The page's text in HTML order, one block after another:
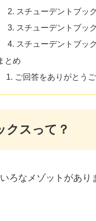
スチューデントブック
スチューデントブッ
スチューデントブッ
とめ
ご回答をありがとう
クスって？
ろなメゾットがあり